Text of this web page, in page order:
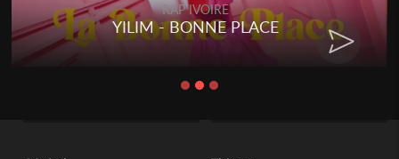
RAP IVOIRE
YILIM - BONNE PLACE